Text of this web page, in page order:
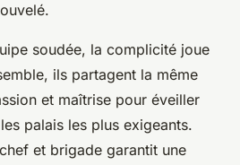
soudée, la complicité joue
ils partagent la même
et maîtrise pour éveiller
palais les plus exigeants.
et brigade garantit une